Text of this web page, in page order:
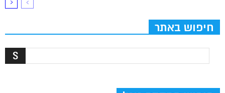
חיפוש באתר